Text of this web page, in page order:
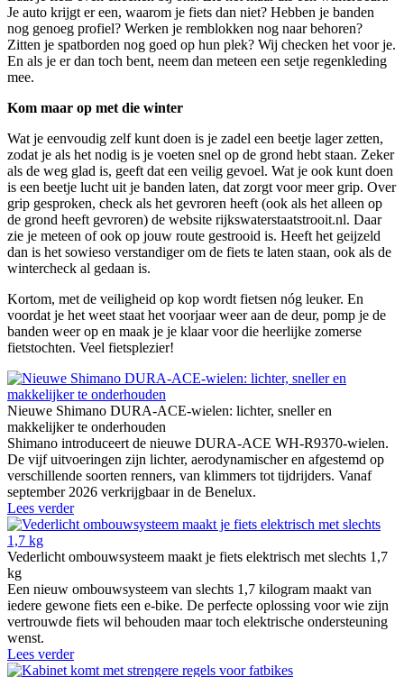
Je auto krijgt er een, waarom je fiets dan niet? Hebben je banden
nog genoeg profiel? Werken je remblokken nog naar behoren?
Zitten je spatborden nog goed op hun plek? Wij checken het voor je.
En als je er dan toch bent, neem dan meteen een setje regenkleding
mee.
Kom maar op met die winter
Wat je eenvoudig zelf kunt doen is je zadel een beetje lager zetten,
zodat je als het nodig is je voeten snel op de grond hebt staan. Zeker
als de weg glad is, geeft dat een veilig gevoel. Wat je ook kunt doen
is een beetje lucht uit je banden laten, dat zorgt voor meer grip. Over
grip gesproken, check als het gevroren heeft (ook als het alleen op
de grond heeft gevroren) de website rijkswaterstaatstrooit.nl. Daar
zie je meteen of ook op jouw route gestrooid is. Heeft het geijzeld
dan is het sowieso verstandiger om de fiets te laten staan, ook als de
wintercheck al gedaan is.
Kortom, met de veiligheid op kop wordt fietsen nóg leuker. En
voordat je het weet staat het voorjaar weer aan de deur, pomp je de
banden weer op en maak je je klaar voor die heerlijke zomerse
fietstochten. Veel fietsplezier!
Nieuwe Shimano DURA-ACE-wielen: lichter, sneller en
makkelijker te onderhouden
Shimano introduceert de nieuwe DURA-ACE WH-R9370-wielen.
De vijf uitvoeringen zijn lichter, aerodynamischer en afgestemd op
verschillende soorten renners, van klimmers tot tijdrijders. Vanaf
september 2026 verkrijgbaar in de Benelux.
Lees verder
Vederlicht ombouwsysteem maakt je fiets elektrisch met slechts 1,7
kg
Een nieuw ombouwsysteem van slechts 1,7 kilogram maakt van
iedere gewone fiets een e-bike. De perfecte oplossing voor wie zijn
vertrouwde fiets wil behouden maar toch elektrische ondersteuning
wenst.
Lees verder